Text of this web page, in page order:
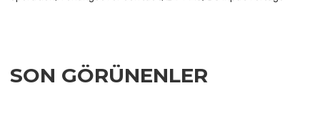
SON GÖRÜNENLER